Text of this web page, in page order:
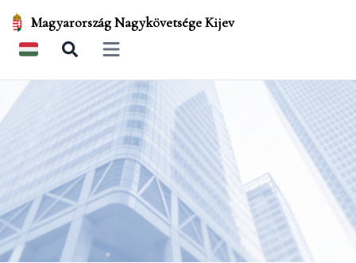
Magyarország Nagykövetsége Kijev
Open main menu